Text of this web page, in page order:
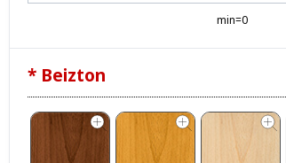
min=0
* Beizton